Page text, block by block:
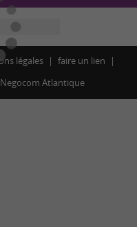
légales
faire un lien
Negocom Atlantique